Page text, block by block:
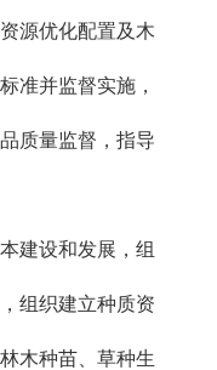
源优化配置及木
准并监督实施，
质量监督，指导
建设和发展，组
组织建立种质资
木种苗、草种生